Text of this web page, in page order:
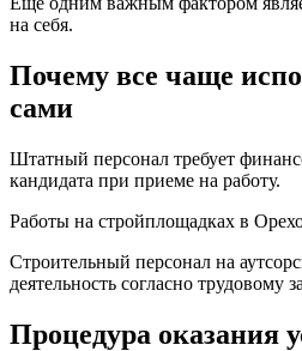
на себя.
Почему все чаще
сами
Штатный персонал требует
кандидата при приеме на работу.
Работы на стройплощадках в
Строительный персонал на
деятельность согласно
Процедура оказания